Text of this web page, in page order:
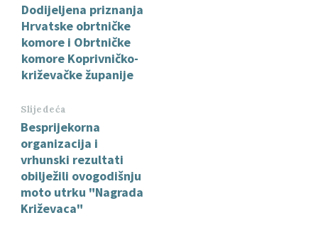
Dodijeljena priznanja
Hrvatske obrtničke
komore i Obrtničke
komore Koprivničko-
križevačke županije
Slijedeća
Besprijekorna
organizacija i
vrhunski rezultati
obilježili ovogodišnju
moto utrku "Nagrada
Križevaca"